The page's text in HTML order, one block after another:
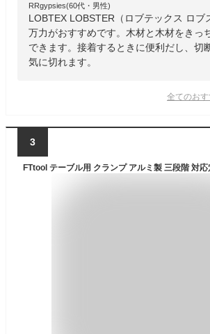
RRgypsies(60代・男性)
LOBTEX LOBSTER（ロブテックス ロブ
万力がおすすめです。木材と木材をきっ
できます。接着するときに便利だし、切
気に切れます。
全てのおす
3